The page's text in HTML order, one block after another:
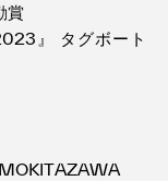
賞
』 タグボート